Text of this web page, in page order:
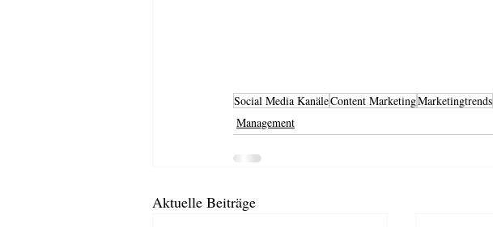
Social Media KanäleContent MarketingMarketingtrends
Management
Aktuelle Beiträge